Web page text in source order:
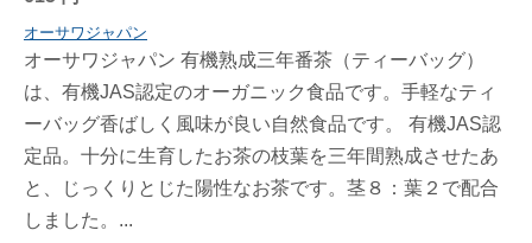
オーサワジャパン
オーサワジャパン 有機熟成三年番茶（ティーバッグ）
は、有機JAS認定のオーガニック食品です。手軽なティ
ーバッグ香ばしく風味が良い自然食品です。 有機JAS認
定品。十分に生育したお茶の枝葉を三年間熟成させたあ
と、じっくりとじた陽性なお茶です。茎８：葉２で配合
しました。...